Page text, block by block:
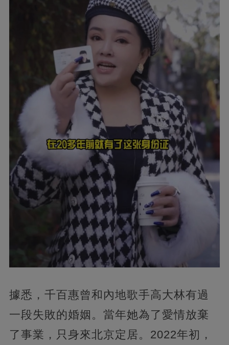
據悉，千百惠曾和內地歌手高大林有過
一段失敗的婚姻。當年她為了愛情放棄
了事業，只身來北京定居。2022年初，